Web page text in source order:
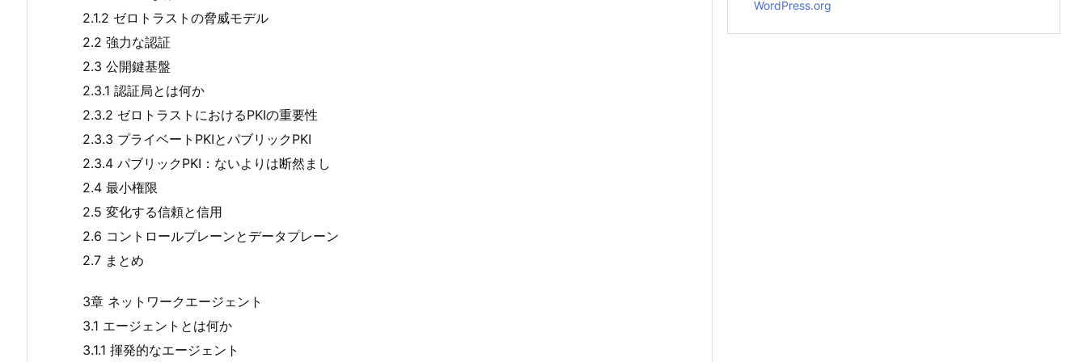
2.1.2 ゼロトラストの脅威モデル
2.2 強力な認証
2.3 公開鍵基盤
2.3.1 認証局とは何か
2.3.2 ゼロトラストにおけるPKIの重要性
2.3.3 プライベートPKIとパブリックPKI
2.3.4 パブリックPKI：ないよりは断然まし
2.4 最小権限
2.5 変化する信頼と信用
2.6 コントロールプレーンとデータプレーン
2.7 まとめ
3章 ネットワークエージェント
3.1 エージェントとは何か
3.1.1 揮発的なエージェント
WordPress.org